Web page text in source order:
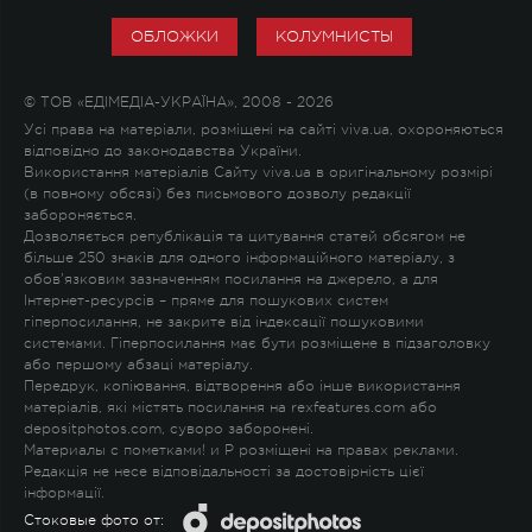
ОБЛОЖКИ КОЛУМНИСТЫ
© ТОВ «ЕДІМЕДІА-УКРАЇНА», 2008 - 2026
Усі права на матеріали, розміщені на сайті viva.ua, охороняються
відповідно до законодавства України.
Використання матеріалів Сайту viva.ua в оригінальному розмірі
(в повному обсязі) без письмового дозволу редакції
забороняється.
Дозволяється републікація та цитування статей обсягом не
більше 250 знаків для одного інформаційного матеріалу, з
обов'язковим зазначенням посилання на джерело, а для
Інтернет-ресурсів – пряме для пошукових систем
гіперпосилання, не закрите від індексації пошуковими
системами. Гіперпосилання має бути розміщене в підзаголовку
або першому абзаці матеріалу.
Передрук, копіювання, відтворення або інше використання
матеріалів, які містять посилання на rexfeatures.com або
depositphotos.com, суворо заборонені.
Материалы с пометками! и P розміщені на правах реклами.
Редакція не несе відповідальності за достовірність цієї
інформації.
Стоковые фото от: